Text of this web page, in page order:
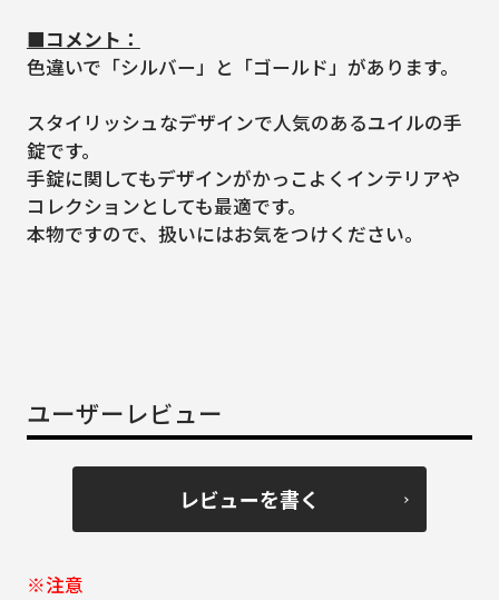
■コメント：
色違いで「シルバー」と「ゴールド」があります。
スタイリッシュなデザインで人気のあるユイルの手
錠です。
手錠に関してもデザインがかっこよくインテリアや
コレクションとしても最適です。
本物ですので、扱いにはお気をつけください。
ユーザーレビュー
レビューを書く
※注意